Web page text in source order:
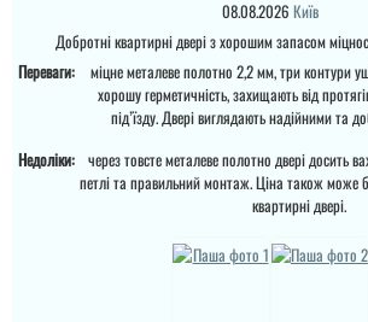
Леонід
Ціна не мала, але якщо
подивитись хто може
виконати таке якісне
питання по ціні та самих
характеристик дверей.
08.08.2026 Київ
Добротні квартирні двері з хорошим запасом
Переваги:
міцне металеве полотно 2,2 мм, три контури
хорошу герметичність, захищають від
під’їзду. Двері виглядають надійними та
Недоліки: через товсте металеве полотно двері досить
петлі та правильний монтаж. Ціна також може
квартирні двері.